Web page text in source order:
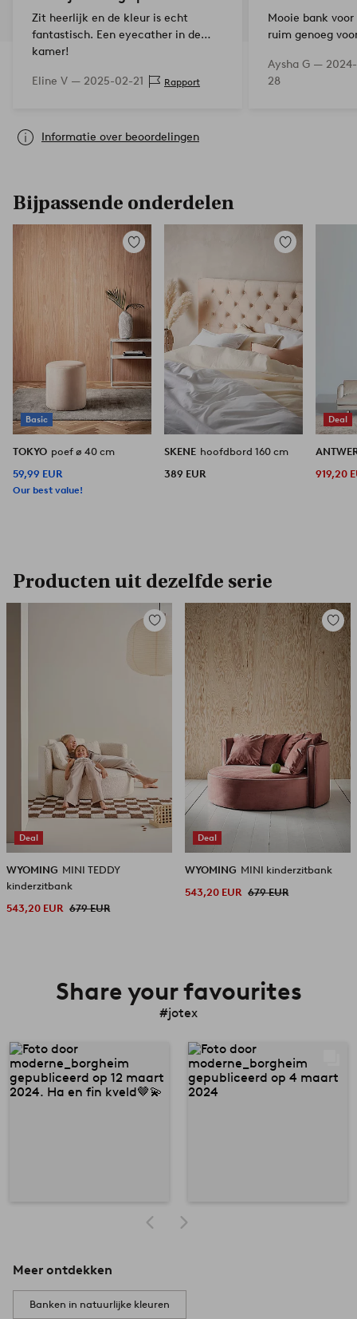
Zit heerlijk en de kleur is echt
fantastisch. Een eyecather in de
kamer!
Eline V — 2025-02-21 Rapport
Mooie bank
ruim genoeg
roze dan beige,
perfect bij onze
Aysha G —
28
Informatie over beoordelingen
Bijpassende onderdelen
Basic
Toevoegen
aan
TOKYO poef ø 40 cm
59,99 EUR
Our best value!
Toevoegen
SKENE hoofdbord 160 cm
389 EUR
Deal
919,20
Producten uit dezelfde serie
Deal
Toevoegen
favorieten
WYOMING MINI TEDDY
kinderzitbank
543,20 EUR 679 EUR
Deal
aan
WYOMING MINI kinderzitbank
543,20 EUR 679 EUR
Share your favourites
#jotex
Meer ontdekken
Banken in natuurlijke kleuren